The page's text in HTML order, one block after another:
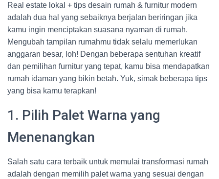
Real estate lokal + tips desain rumah & furnitur modern
adalah dua hal yang sebaiknya berjalan beriringan jika
kamu ingin menciptakan suasana nyaman di rumah.
Mengubah tampilan rumahmu tidak selalu memerlukan
anggaran besar, loh! Dengan beberapa sentuhan kreatif
dan pemilihan furnitur yang tepat, kamu bisa mendapatkan
rumah idaman yang bikin betah. Yuk, simak beberapa tips
yang bisa kamu terapkan!
1. Pilih Palet Warna yang
Menenangkan
Salah satu cara terbaik untuk memulai transformasi rumah
adalah dengan memilih palet warna yang sesuai dengan